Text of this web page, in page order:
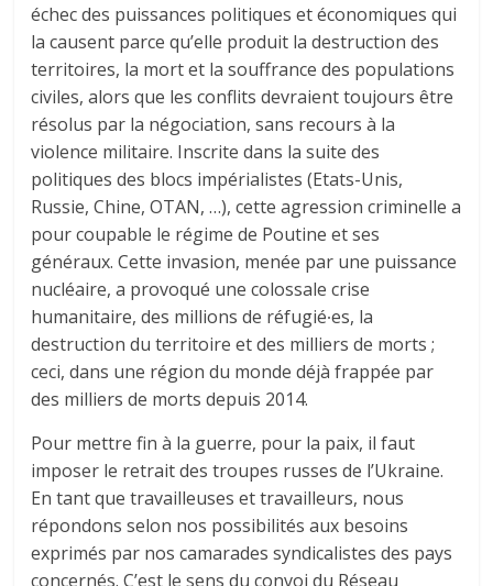
échec des puissances politiques et économiques qui
la causent parce qu’elle produit la destruction des
territoires, la mort et la souffrance des populations
civiles, alors que les conflits devraient toujours être
résolus par la négociation, sans recours à la
violence militaire. Inscrite dans la suite des
politiques des blocs impérialistes (Etats-Unis,
Russie, Chine, OTAN, …), cette agression criminelle a
pour coupable le régime de Poutine et ses
généraux. Cette invasion, menée par une puissance
nucléaire, a provoqué une colossale crise
humanitaire, des millions de réfugié∙es, la
destruction du territoire et des milliers de morts ;
ceci, dans une région du monde déjà frappée par
des milliers de morts depuis 2014.
Pour mettre fin à la guerre, pour la paix, il faut
imposer le retrait des troupes russes de l’Ukraine.
En tant que travailleuses et travailleurs, nous
répondons selon nos possibilités aux besoins
exprimés par nos camarades syndicalistes des pays
concernés. C’est le sens du convoi du Réseau